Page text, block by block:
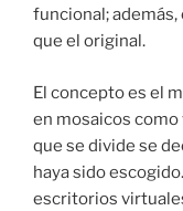
funcional; además,
que el original.
El concepto es el
en mosaicos como
que se divide se
haya sido
escritorios